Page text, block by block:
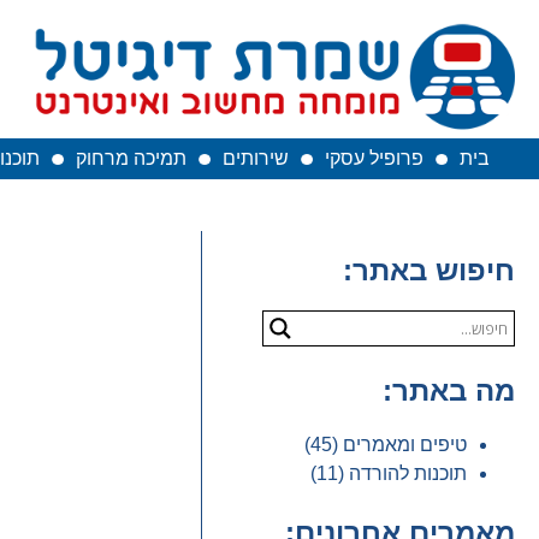
content
בית פרופיל עסקי שירותים תמיכה מרחוק
חיפוש באתר
מה באתר
טיפים ומאמרים (45)
תוכנות להורדה (11)
מאמרים אחרונים